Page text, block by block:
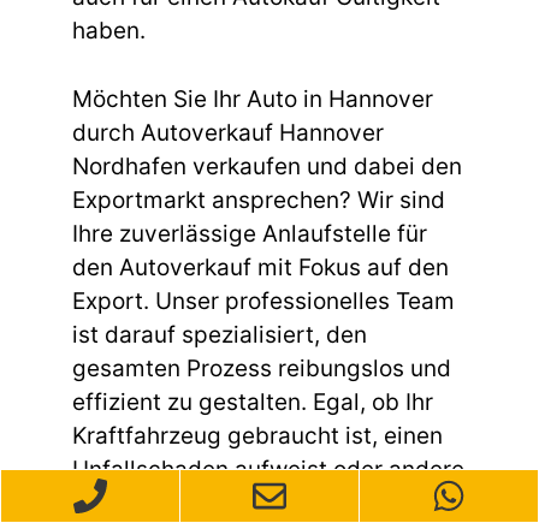
haben.
Möchten Sie Ihr Auto in Hannover
durch Autoverkauf Hannover
Nordhafen verkaufen und dabei den
Exportmarkt ansprechen? Wir sind
Ihre zuverlässige Anlaufstelle für
den Autoverkauf mit Fokus auf den
Export. Unser professionelles Team
ist darauf spezialisiert, den
gesamten Prozess reibungslos und
effizient zu gestalten. Egal, ob Ihr
Kraftfahrzeug gebraucht ist, einen
Unfallschaden aufweist oder andere
Mängel hat – wir kaufen Ihr Auto